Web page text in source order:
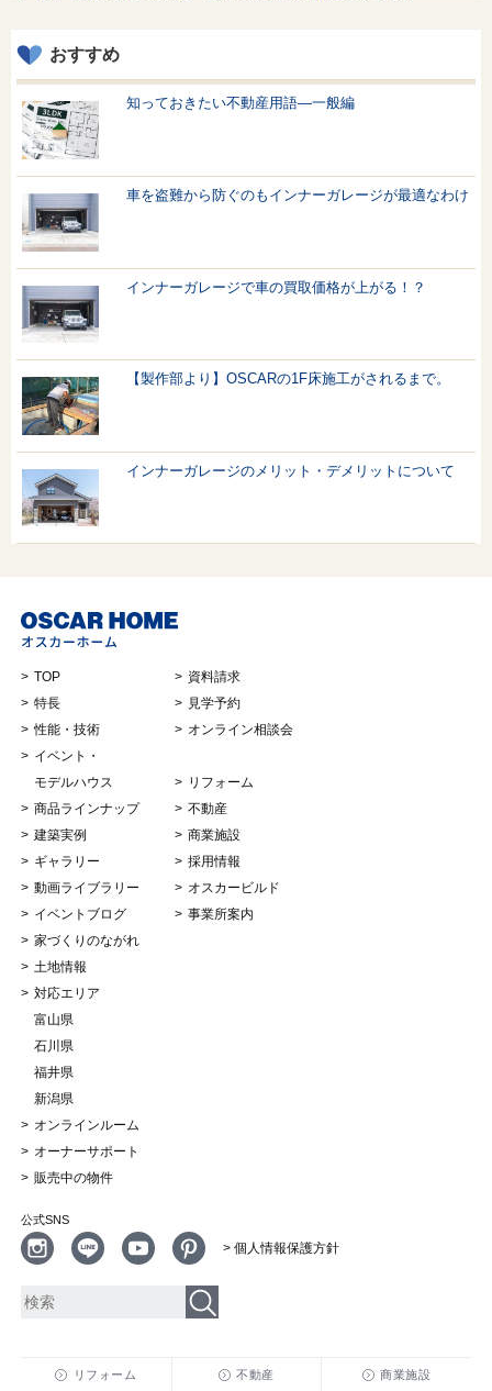
おすすめ
知っておきたい不動産用語—一般編
車を盗難から防ぐのもインナーガレージが最適なわけ
インナーガレージで車の買取価格が上がる！？
【製作部より】OSCARの1F床施工がされるまで。
インナーガレージのメリット・デメリットについて
TOP
特長
性能・技術
イベント・
モデルハウス
商品ラインナップ
建築実例
ギャラリー
動画ライブラリー
イベントブログ
家づくりのながれ
土地情報
対応エリア
富山県
石川県
福井県
新潟県
オンラインルーム
オーナーサポート
販売中の物件
資料請求
見学予約
オンライン相談会
リフォーム
不動産
商業施設
採用情報
オスカービルド
事業所案内
公式SNS
> 個人情報保護方針
リフォーム 不動産 商業施設